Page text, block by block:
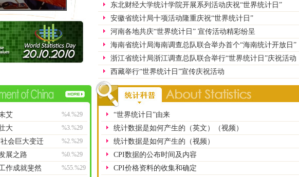
马建堂致辞：提高政府统计水平 促进经济社会... 中国
东北财经大学统计学院开展系列活动庆祝“世界统计日”
安徽省统计局十项活动隆重庆祝“世界统计日”
河南各地共庆“世界统计日” 宣传活动精彩纷呈
海南省统计局海南调查总队联合举办首个“海南统计开放日”
浙江省统计局浙江调查总队联合举行“世界统计日”庆祝活动
西藏举行“世界统计日”宣传庆祝活动
艾 %4.%29
大 %3.%29
会巨大变迁 %2.%29
展之路 %0.%29
作成就斐然 %55.%29
“世界统计日”由来
统计数据是如何产生的（英文）（视频）
统计数据是如何产生的（视频）
CPI数据的公布时间及内容
CPI价格资料的收集和确定